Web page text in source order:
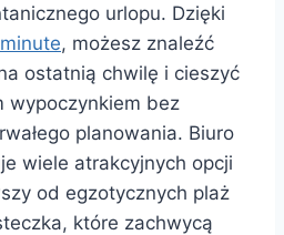
urlopu. Dzięki
, możesz znaleźć
ostatnią chwilę i cieszyć
wypoczynkiem bez
planowania. Biuro
wiele atrakcyjnych opcji
od egzotycznych plaż
które zachwycą